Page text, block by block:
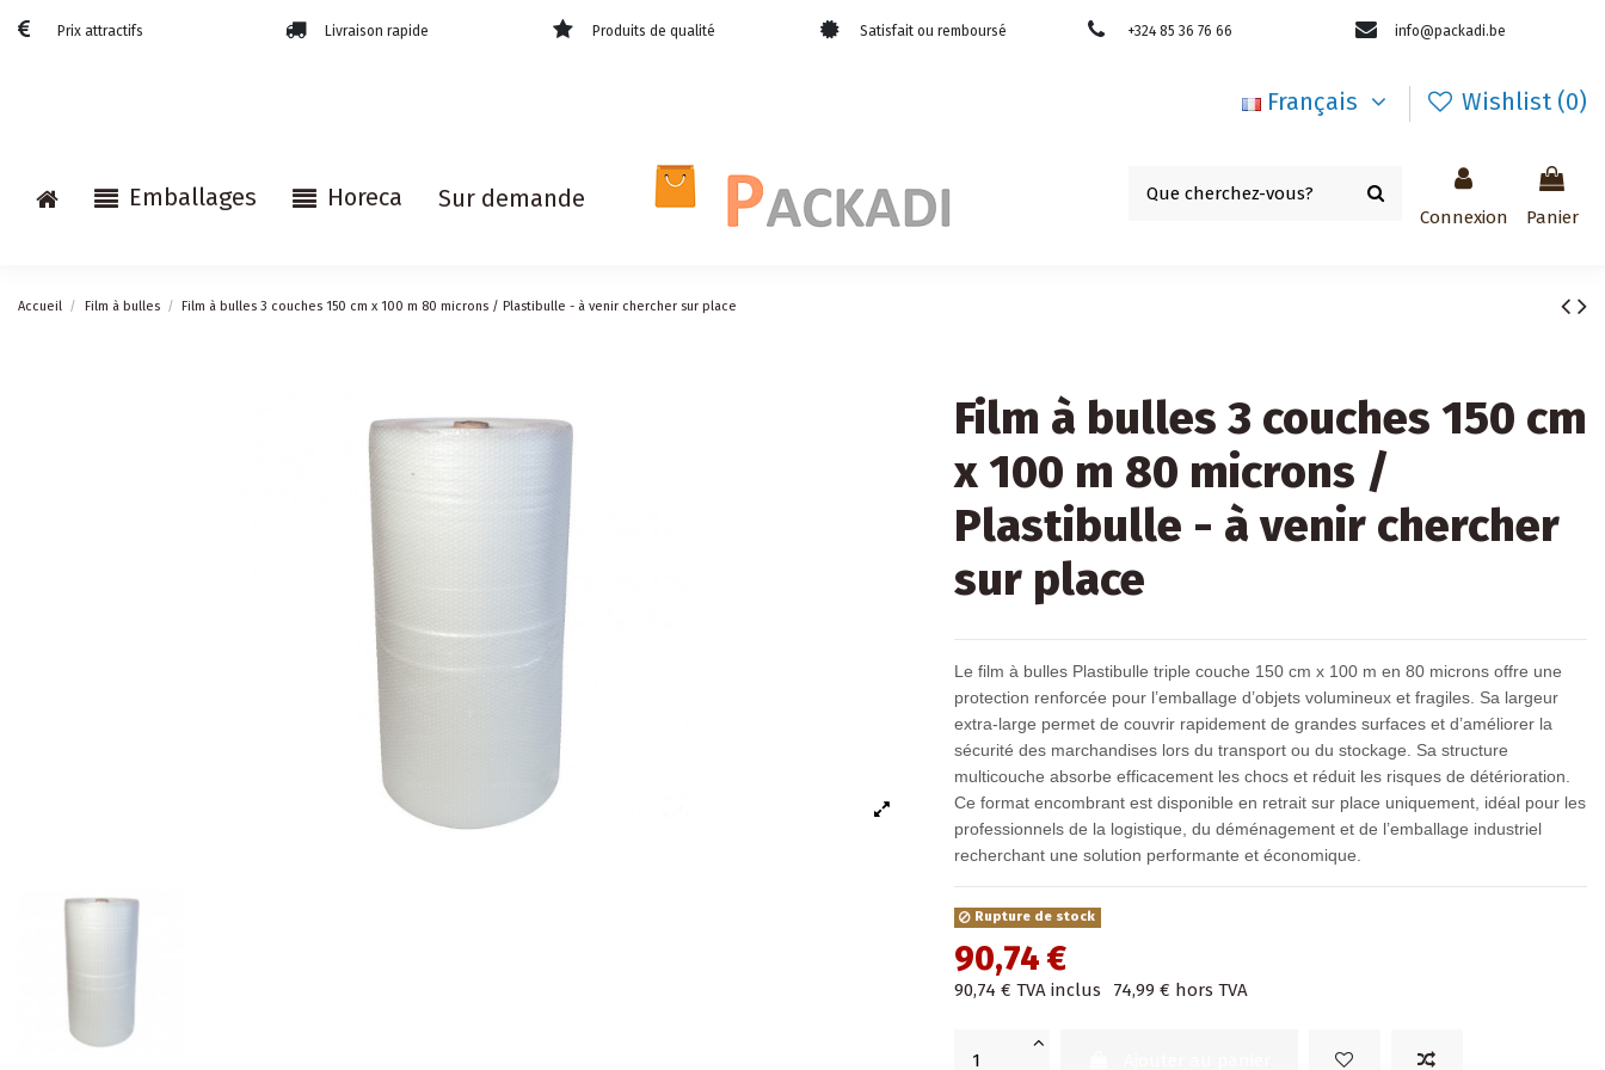
Prix attractifs Livraison rapide Produits de qualité Satisfait ou remboursé +324 85 36 76 66 info@packadi.be
Français Wishlist (0)
Emballages Horeca Sur demande
Connexion Panier
Accueil Film à bulles Film à bulles 3 couches 150 cm x 100 m 80 microns / Plastibulle - à venir chercher sur place
Film à bulles 3 couches 150 cm
x 100 m 80 microns /
Plastibulle - à venir chercher
sur place
Le film à bulles Plastibulle triple couche 150 cm x 100 m en 80 microns offre une
protection renforcée pour l’emballage d’objets volumineux et fragiles. Sa largeur
extra-large permet de couvrir rapidement de grandes surfaces et d’améliorer la
sécurité des marchandises lors du transport ou du stockage. Sa structure
multicouche absorbe efficacement les chocs et réduit les risques de détérioration.
Ce format encombrant est disponible en retrait sur place uniquement, idéal pour les
professionnels de la logistique, du déménagement et de l’emballage industriel
recherchant une solution performante et économique.
Rupture de stock
90,74 €
90,74 € TVA inclus 74,99 € hors TVA